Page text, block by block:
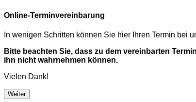
Online-Terminvereinbarung
In wenigen Schritten können Sie hier Ihren Termin bei
Bitte beachten Sie, dass zu dem vereinbarten
ihn nicht wahrnehmen können.
Vielen Dank!
Weiter